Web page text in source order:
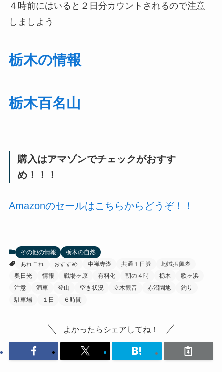
４時前にはいると２日分カウントされるので注意
しましよう
栃木の情報
栃木百名山
購入はアマゾンでチェックがおすす
め！！！
Amazonのセールはこちらからどうぞ！！
その他の情報
栃木の自然
あれこれ
おすすめ 中禅寺湖 共通１日券
地域振興券
奥日光
情報 戦場ヶ原 有料化 朝の４時 栃木
歌ヶ浜
注意
満車 登山 空き状況 立木観音 赤沼園地
釣り
駐車場
１日 ６時間
よかったらシェアしてね！